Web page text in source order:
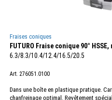
Fraises coniques
FUTURO Fraise conique 90°
6.3/8.3/10.4/12.4/16.5/20.5
Art. 276051.0100
Dans une boîte en plastique pratique.
chanfreinage optimal. Revêtement